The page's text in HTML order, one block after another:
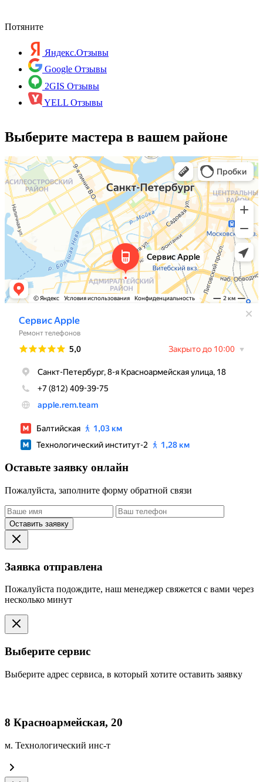
Потяните
Яндекс.Отзывы
Google Отзывы
2GIS Отзывы
YELL Отзывы
Выберите мастера в вашем районе
Оставьте заявку онлайн
Пожалуйста, заполните форму обратной связи
Оставить заявку
Заявка отправлена
Пожалуйста подождите, наш менеджер свяжется с вами через
несколько минут
Выберите сервис
Выберите адрес сервиса, в который хотите оставить заявку
8 Красноармейская, 20
м. Технологический инс-т